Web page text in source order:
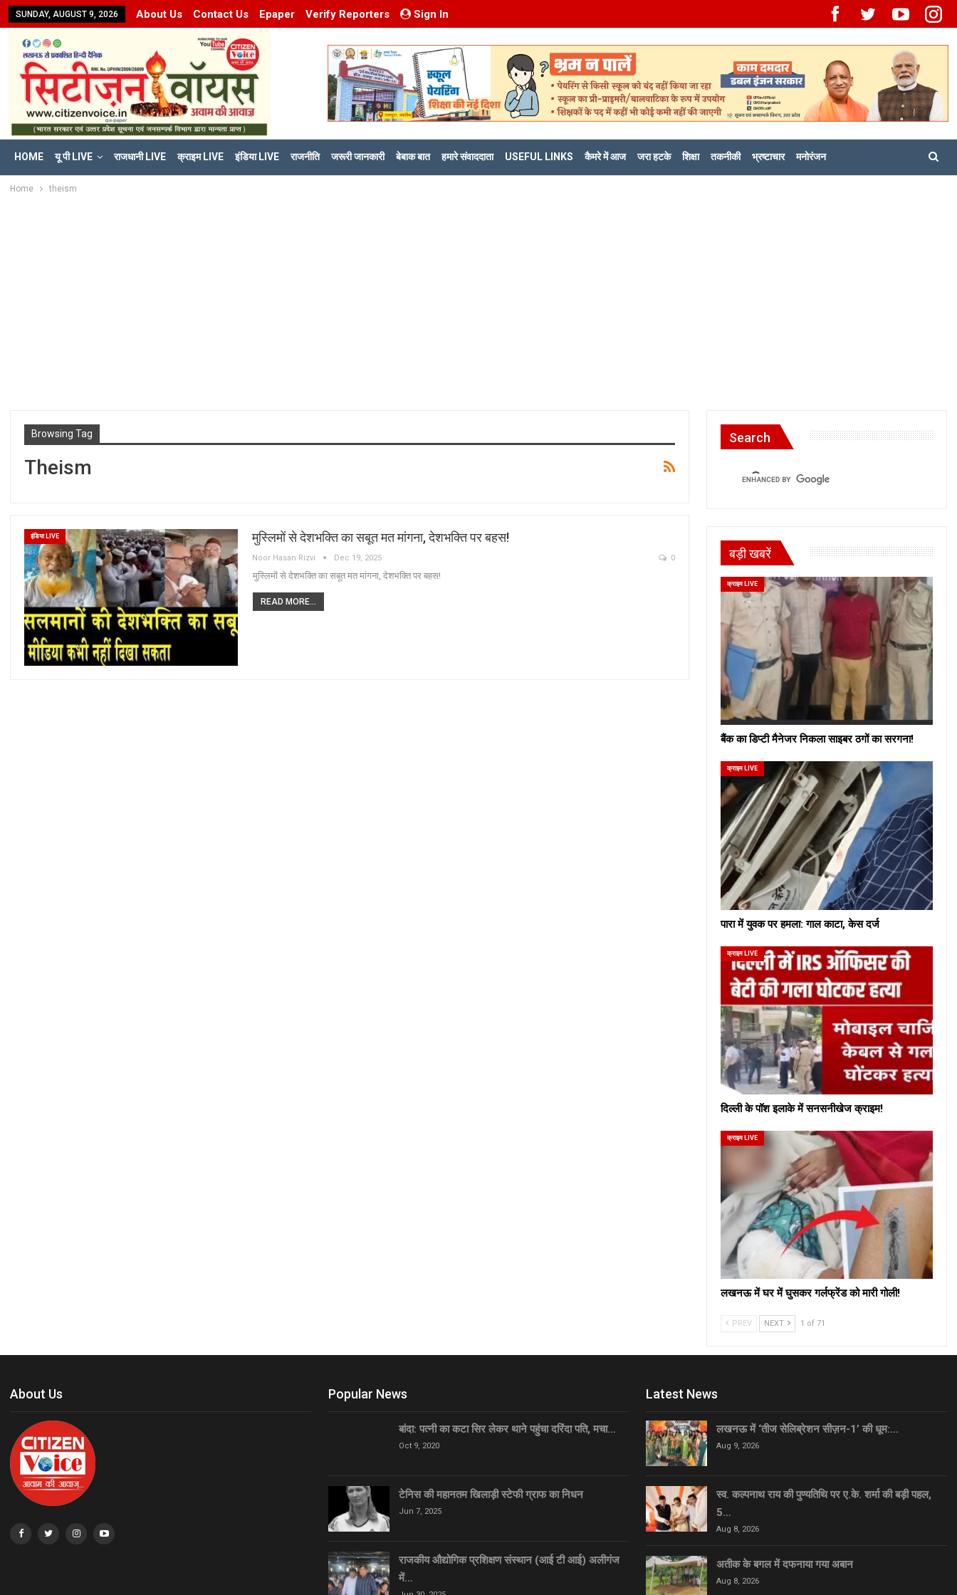
SUNDAY, AUGUST 9, 2026 About Us Contact Us Epaper Verify Reporters Sign In
HOME यू पी LIVE राजधानी LIVE क्राइम LIVE इंडिया LIVE राजनीति जरूरी जानकारी बेबाक बात हमारे संवाददाता USEFUL LINKS कैमरे में आज जरा हटके शिक्षा तकनीकी भ्रष्टाचार मनोरंजन
Home theism
Browsing Tag
Theism
इंडिया LIVE मुस्लिमों से देशभक्ति का सबूत मत मांगना, देशभक्ति पर बहस!
Noor Hasan Rizvi Dec 19, 2025 0
मुस्लिमों से देशभक्ति का सबूत मत मांगना, देशभक्ति पर बहस!
READ MORE...
Search
बड़ी खबरें
क्राइम LIVE
बैंक का डिप्टी मैनेजर निकला साइबर ठगों का सरगना!
क्राइम LIVE
पारा में युवक पर हमला: गाल काटा, केस दर्ज
क्राइम LIVE
दिल्ली के पॉश इलाके में सनसनीखेज क्राइम!
क्राइम LIVE
लखनऊ में घर में घुसकर गर्लफ्रेंड को मारी गोली!
PREV NEXT 1 of 71
About Us Popular News
बांदा: पत्नी का कटा सिर लेकर थाने पहुंचा दरिंदा पति, मचा…
Oct 9, 2020
टेनिस की महानतम खिलाड़ी स्टेफी ग्राफ का निधन
Jun 7, 2025
राजकीय औद्योगिक प्रशिक्षण संस्थान (आई टी आई) अलीगंज
में…
Latest News
लखनऊ में ‘तीज सेलिब्रेशन सीज़न-1’ की धूम:…
Aug 9, 2026
स्व. कल्पनाथ राय की पुण्यतिथि पर ए.के. शर्मा की बड़ी पहल,
5…
Aug 8, 2026
अतीक के बगल में दफनाया गया अबान
Aug 8, 2026